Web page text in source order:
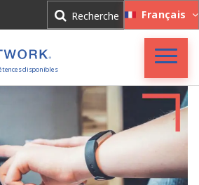
Recherche Français
disponibles
Accueil
FIT in NETWORK®
Entreprises
Experts
Connexion
Inscription